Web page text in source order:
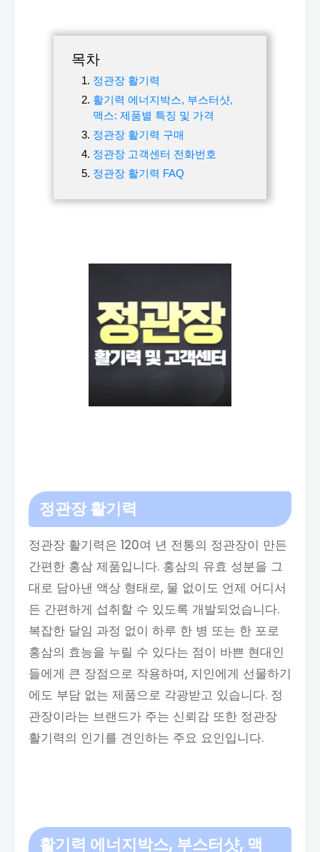
목차
정관장 활기력
활기력 에너지박스, 부스터샷,
맥스: 제품별 특징 및 가격
정관장 활기력 구매
정관장 고객센터 전화번호
정관장 활기력 FAQ
정관장 활기력
정관장 활기력은 120여 년 전통의 정관장이 만든
간편한 홍삼 제품입니다. 홍삼의 유효 성분을 그
대로 담아낸 액상 형태로, 물 없이도 언제 어디서
든 간편하게 섭취할 수 있도록 개발되었습니다.
복잡한 달임 과정 없이 하루 한 병 또는 한 포로
홍삼의 효능을 누릴 수 있다는 점이 바쁜 현대인
들에게 큰 장점으로 작용하며, 지인에게 선물하기
에도 부담 없는 제품으로 각광받고 있습니다. 정
관장이라는 브랜드가 주는 신뢰감 또한 정관장
활기력의 인기를 견인하는 주요 요인입니다.
활기력 에너지박스, 부스터샷, 맥